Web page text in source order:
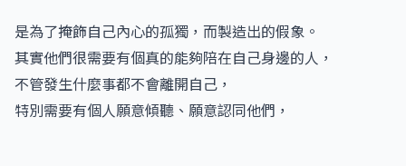
是為了掩飾自己內心的孤獨，而製造出的假象。
其實他們很需要有個真的能夠陪在自己身邊的人，
不管發生什麼事都不會離開自己，
特別需要有個人願意傾聽、願意認同他們，